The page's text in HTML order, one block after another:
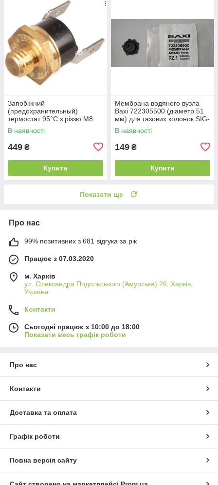
Запобіжний
(предохранительный)
термостат 95°C з різзю М8
для газового котла BAXI Slim
(8630390)
В наявності
449 ₴
Купити
Мембрана водяного вузла
Baxi 722305500 (діаметр 51
мм) для газових колонок SIG-
2 11p, 11i, 14i
В наявності
149 ₴
Купити
Показати ще
Про нас
99% позитивних з 681 відгука за рік
Працює з 07.03.2020
м. Харків
ул. Олександра Подольського (Амурська) 26, Харків,
Україна
Контакти
Сьогодні працює з 10:00 до 18:00
Показати весь графік роботи
Про нас
Контакти
Доставка та оплата
Графік роботи
Повна версія сайту